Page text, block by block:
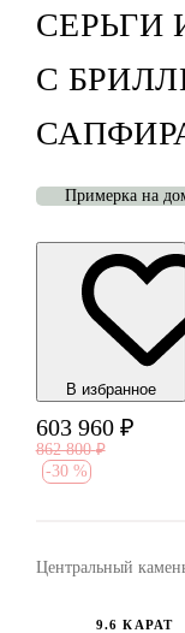
СЕРЬГИ
С
Примерка на
В избранноe
603 960 ₽
862 800 ₽
-30 %
Центральный
9.6 КАРАТ